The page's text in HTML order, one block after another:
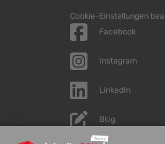
Cookie-Einstellungen
Facebook
Instagram
LinkedIn
Blog